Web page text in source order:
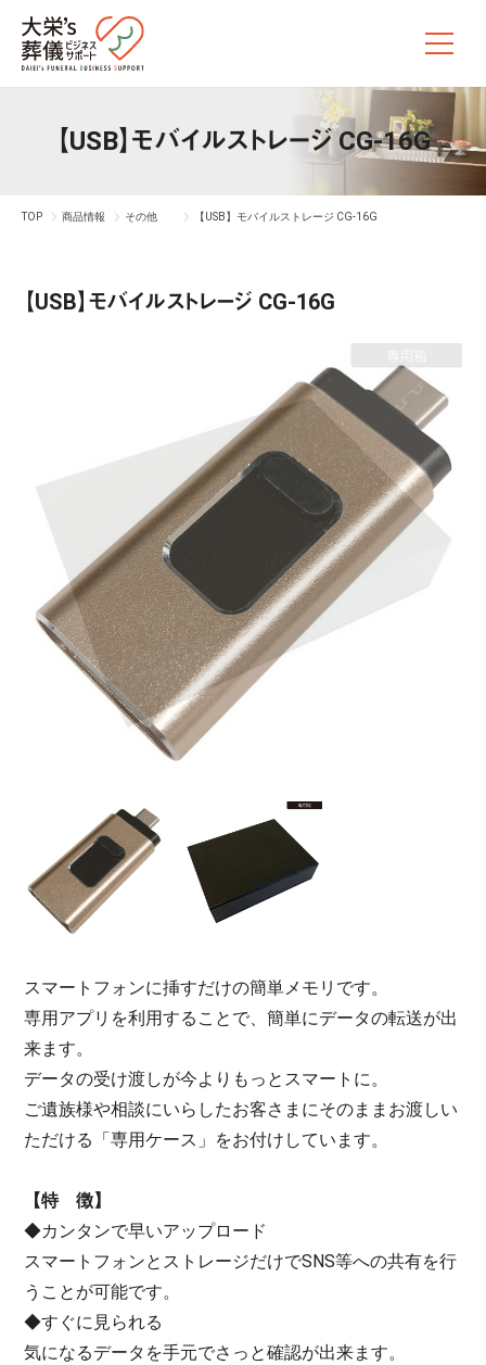
【USB】モバイルストレージ CG-16G
TOP 商品情報 その他 【USB】モバイルストレージ CG-16G
【USB】モバイルストレージ CG-16G
スマートフォンに挿すだけの簡単メモリです。
専用アプリを利用することで、簡単にデータの転送が出
来ます。
データの受け渡しが今よりもっとスマートに。
ご遺族様や相談にいらしたお客さまにそのままお渡しい
ただける「専用ケース」をお付けしています。
【特 徴】
◆カンタンで早いアップロード
スマートフォンとストレージだけでSNS等への共有を行
うことが可能です。
◆すぐに見られる
気になるデータを手元でさっと確認が出来ます。